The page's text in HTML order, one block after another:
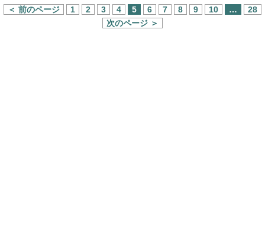
＜ 前のページ 1 2 3 4 5 6 7 8 9 10 …
28
次のページ ＞